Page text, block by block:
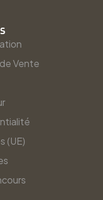
Vente
(UE)